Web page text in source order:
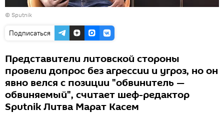
© Sputnik
Подписаться
Представители литовской стороны
провели допрос без агрессии и угроз, но он
явно велся с позиции "обвинитель —
обвиняемый", считает шеф-редактор
Sputnik Литва Марат Касем